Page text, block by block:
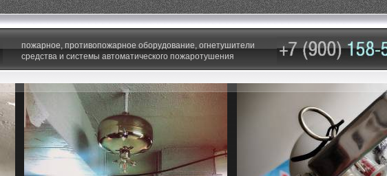
пожарное, противопожарное оборудование, огнетушители
средства и системы автоматического пожаротушения